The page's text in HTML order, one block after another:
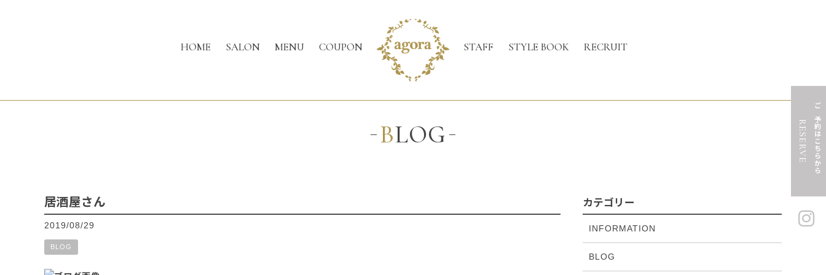
HOME SALON MENU COUPON STAFF STYLE BOOK RECRUIT
ご予約はこちらから
RESERVE
BLOG
居酒屋さん
2019/08/29
BLOG
カテゴリー
INFORMATION
BLOG